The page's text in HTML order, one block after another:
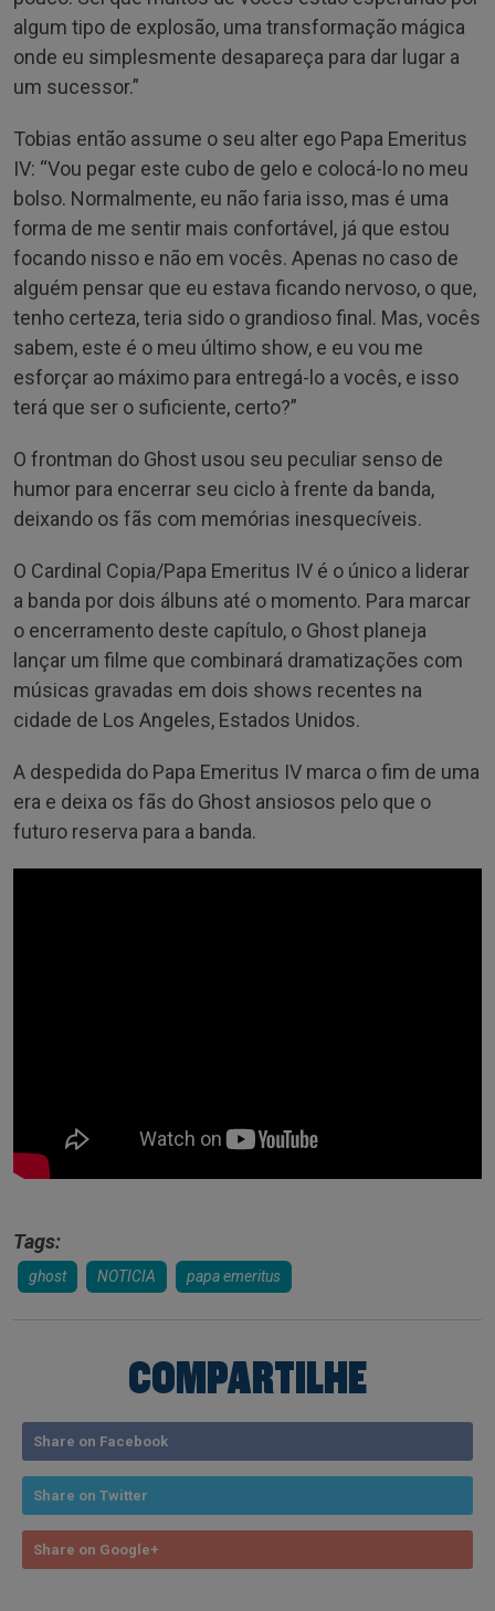
algum tipo de explosão, uma transformação mágica
onde eu simplesmente desapareça para dar lugar a
um sucessor.”
Tobias então assume o seu alter ego Papa Emeritus
IV: “Vou pegar este cubo de gelo e colocá-lo no meu
bolso. Normalmente, eu não faria isso, mas é uma
forma de me sentir mais confortável, já que estou
focando nisso e não em vocês. Apenas no caso de
alguém pensar que eu estava ficando nervoso, o que,
tenho certeza, teria sido o grandioso final. Mas, vocês
sabem, este é o meu último show, e eu vou me
esforçar ao máximo para entregá-lo a vocês, e isso
terá que ser o suficiente, certo?”
O frontman do Ghost usou seu peculiar senso de
humor para encerrar seu ciclo à frente da banda,
deixando os fãs com memórias inesquecíveis.
O Cardinal Copia/Papa Emeritus IV é o único a liderar
a banda por dois álbuns até o momento. Para marcar
o encerramento deste capítulo, o Ghost planeja
lançar um filme que combinará dramatizações com
músicas gravadas em dois shows recentes na
cidade de Los Angeles, Estados Unidos.
A despedida do Papa Emeritus IV marca o fim de uma
era e deixa os fãs do Ghost ansiosos pelo que o
futuro reserva para a banda.
Tags:
ghost NOTICIA papa emeritus
COMPARTILHE
Share on Facebook
Share on Twitter
Share on Google+